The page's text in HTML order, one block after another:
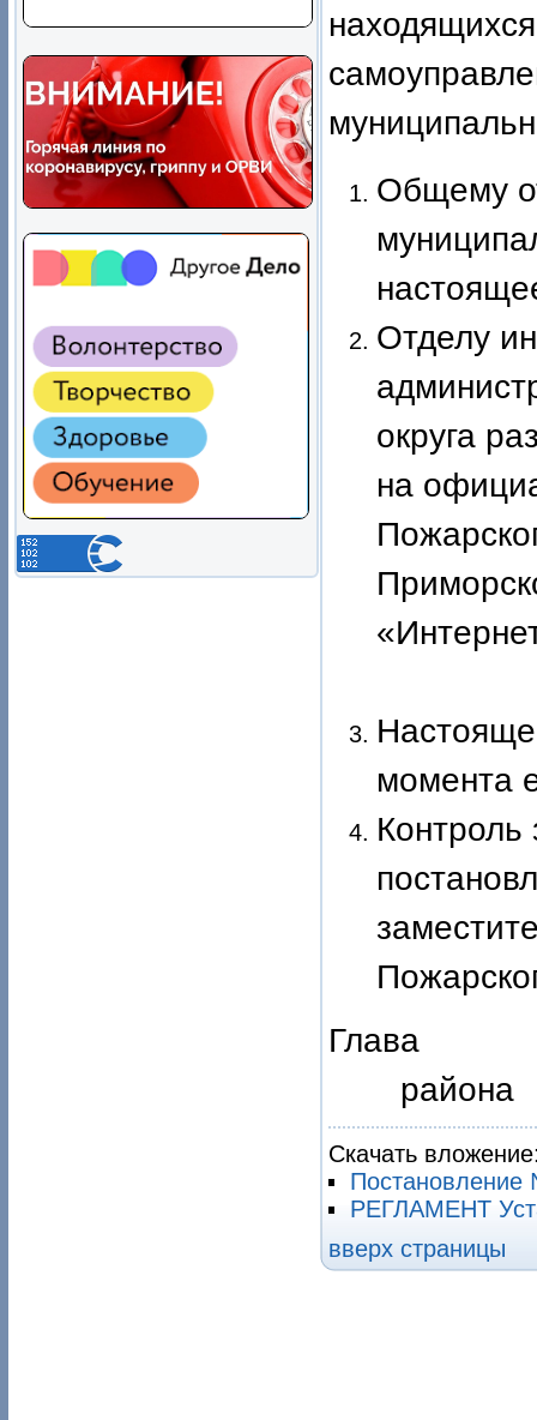
Общему
Отделу
округа
на
момента
Контроль
Глава
Скачать
РЕГЛАМЕНТ
вверх страницы